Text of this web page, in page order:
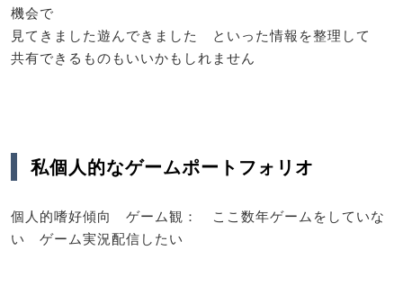
機会で
見てきました遊んできました といった情報を整理して
共有できるものもいいかもしれません
私個人的なゲームポートフォリオ
個人的嗜好傾向 ゲーム観： ここ数年ゲームをしていな
い ゲーム実況配信したい